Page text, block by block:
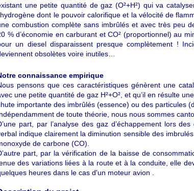
une petite quantité de gaz (O²+H²) qui va
dont le pouvoir calorifique et la vélocité de
combustion complète sans imbrûlés et avec très peu
% d’économie en carburant et CO² (proportionnel) au
un diesel disparaissent presque complètement !
obsolètes voire inutiles…
connaissance empirique
pensons que ces caractéristiques génèrent une
une petite quantité de gaz H²+O², et qu’il en résulte
importante des imbrûlés (essence) ou des particules
de toute théorie, nous nous sommes
part, par l’analyse des gaz d’échappement lors
indique clairement la diminution sensible des
de carbone (CO).
part, par la vérification de la baisse de
des variations liées à la route et à la conduite, elle
heures dans le cas d'un moteur avion .